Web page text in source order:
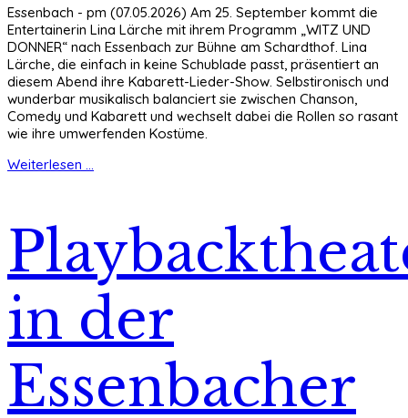
Essenbach - pm (07.05.2026) Am 25. September kommt die
Entertainerin Lina Lärche mit ihrem Programm „WITZ UND
DONNER“ nach Essenbach zur Bühne am Schardthof. Lina
Lärche, die einfach in keine Schublade passt, präsentiert an
diesem Abend ihre Kabarett-Lieder-Show. Selbstironisch und
wunderbar musikalisch balanciert sie zwischen Chanson,
Comedy und Kabarett und wechselt dabei die Rollen so rasant
wie ihre umwerfenden Kostüme.
Weiterlesen ...
in der
Essenbacher